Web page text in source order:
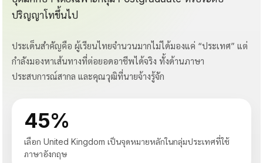
ปริญญาโทขึ้นไป
ประเด็นสำคัญคือ ผู้เรียนไทยจำนวนมากไม่ได้มองแค่ “ประเทศ” แต่
กำลังมองหาเส้นทางที่ต่อยอดอาชีพได้จริง ทั้งด้านภาษา
ประสบการณ์สากล และคุณวุฒิที่นายจ้างรู้จัก
45%
เลือก United Kingdom เป็นจุดหมายหลักในกลุ่มประเทศที่ใช้
ภาษาอังกฤษ